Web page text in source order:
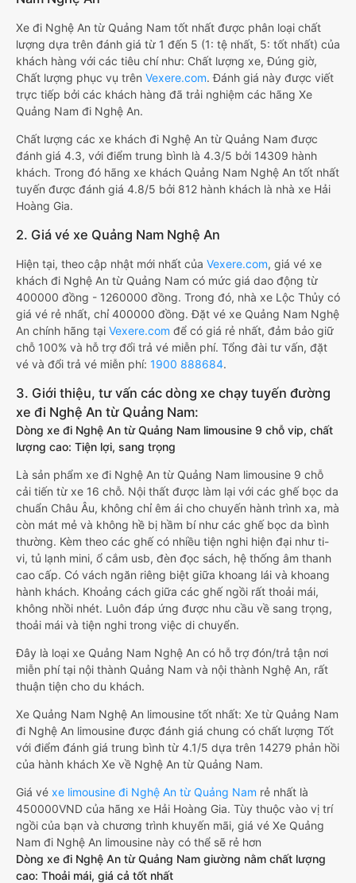
Xe đi Nghệ An từ Quảng Nam tốt nhất được phân loại chất
lượng dựa trên đánh giá từ 1 đến 5 (1: tệ nhất, 5: tốt nhất) của
khách hàng với các tiêu chí như: Chất lượng xe, Đúng giờ,
Chất lượng phục vụ trên Vexere.com. Đánh giá này được viết
trực tiếp bởi các khách hàng đã trải nghiệm các hãng Xe
Quảng Nam đi Nghệ An.
Chất lượng các xe khách đi Nghệ An từ Quảng Nam được
đánh giá 4.3, với điểm trung bình là 4.3/5 bởi 14309 hành
khách. Trong đó hãng xe khách Quảng Nam Nghệ An tốt nhất
tuyến được đánh giá 4.8/5 bởi 812 hành khách là nhà xe Hải
Hoàng Gia.
2. Giá vé xe Quảng Nam Nghệ An
Hiện tại, theo cập nhật mới nhất của Vexere.com, giá vé xe
khách đi Nghệ An từ Quảng Nam có mức giá dao động từ
400000 đồng - 1260000 đồng. Trong đó, nhà xe Lộc Thủy có
giá vé rẻ nhất, chỉ 400000 đồng. Đặt vé xe Quảng Nam Nghệ
An chính hãng tại Vexere.com để có giá rẻ nhất, đảm bảo giữ
chỗ 100% và hỗ trợ đổi trả vé miễn phí. Tổng đài tư vấn, đặt
vé và đổi trả vé miễn phí: 1900 888684.
3. Giới thiệu, tư vấn các dòng xe chạy tuyến đường
xe đi Nghệ An từ Quảng Nam:
Dòng xe đi Nghệ An từ Quảng Nam limousine 9 chỗ vip, chất
lượng cao: Tiện lợi, sang trọng
Là sản phẩm xe đi Nghệ An từ Quảng Nam limousine 9 chỗ
cải tiến từ xe 16 chỗ. Nội thất được làm lại với các ghế bọc da
chuẩn Châu Âu, không chỉ êm ái cho chuyến hành trình xa, mà
còn mát mẻ và không hề bị hầm bí như các ghế bọc da bình
thường. Kèm theo các ghế có nhiều tiện nghi hiện đại như ti-
vi, tủ lạnh mini, ổ cắm usb, đèn đọc sách, hệ thống âm thanh
cao cấp. Có vách ngăn riêng biệt giữa khoang lái và khoang
hành khách. Khoảng cách giữa các ghế ngồi rất thoải mái,
không nhồi nhét. Luôn đáp ứng được nhu cầu về sang trọng,
thoải mái và tiện nghi trong việc di chuyển.
Đây là loại xe Quảng Nam Nghệ An có hỗ trợ đón/trả tận nơi
miễn phí tại nội thành Quảng Nam và nội thành Nghệ An, rất
thuận tiện cho du khách.
Xe Quảng Nam Nghệ An limousine tốt nhất: Xe từ Quảng Nam
đi Nghệ An limousine được đánh giá chung có chất lượng Tốt
với điểm đánh giá trung bình từ 4.1/5 dựa trên 14279 phản hồi
của hành khách Xe về Nghệ An từ Quảng Nam.
Giá vé xe limousine đi Nghệ An từ Quảng Nam rẻ nhất là
450000VND của hãng xe Hải Hoàng Gia. Tùy thuộc vào vị trí
ngồi của bạn và chương trình khuyến mãi, giá vé Xe Quảng
Nam đi Nghệ An limousine này có thể sẽ rẻ hơn
Dòng xe đi Nghệ An từ Quảng Nam giường nằm chất lượng
cao: Thoải mái, giá cả tốt nhất